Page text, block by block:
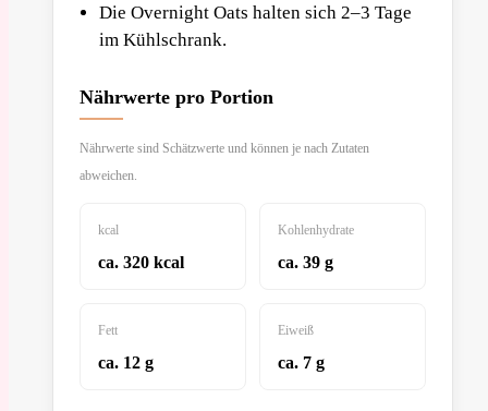
Die Overnight Oats halten sich 2–3 Tage
im Kühlschrank.
Nährwerte pro Portion
Nährwerte sind Schätzwerte und können je nach Zutaten
abweichen.
kcal
ca. 320 kcal
Kohlenhydrate
ca. 39 g
Fett
ca. 12 g
Eiweiß
ca. 7 g